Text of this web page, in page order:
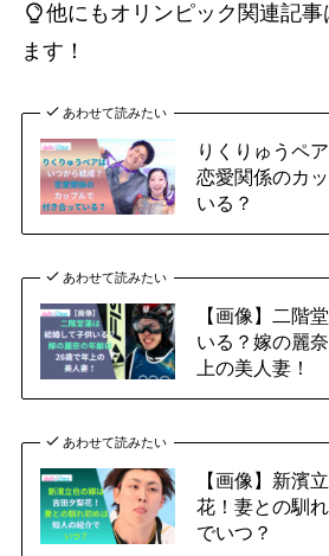
他にもオリンピック関連記事
ます！
あわせて読みたい
りくりゅうペ
恋愛関係のカ
いる？
あわせて読みたい
【画像】二階
いる？嫁の麗
上の美人妻！
あわせて読みたい
【画像】新濱
花！妻との馴
でいつ？